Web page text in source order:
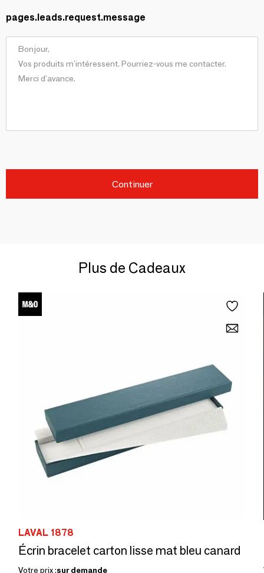
pages.leads.request.message
Continuer
Plus de Cadeaux
LAVAL 1878
Écrin bracelet carton lisse mat bleu canard
Votre prix :sur demande